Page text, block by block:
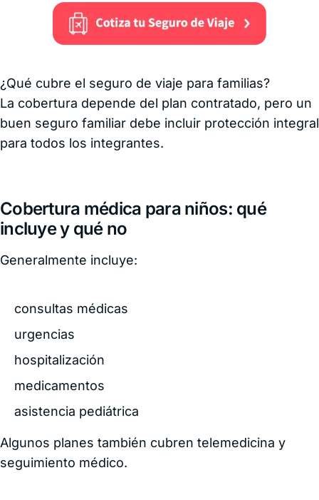
¿Qué cubre el seguro de viaje para familias?
La cobertura depende del plan contratado, pero un
buen seguro familiar debe incluir protección integral
para todos los integrantes.
Cobertura médica para niños: qué
incluye y qué no
Generalmente incluye:
consultas médicas
urgencias
hospitalización
medicamentos
asistencia pediátrica
Algunos planes también cubren telemedicina y
seguimiento médico.